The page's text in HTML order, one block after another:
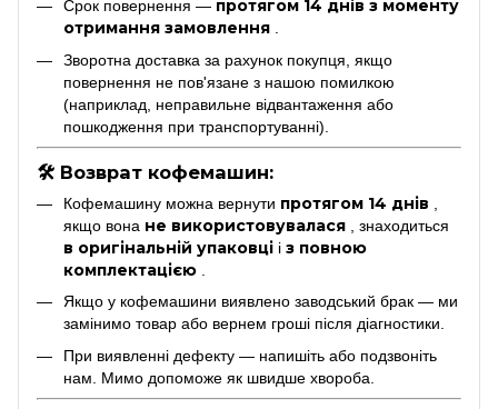
Срок повернення — протягом 14 днів з моменту
отримання замовлення .
Зворотна доставка за рахунок покупця, якщо
повернення не пов'язане з нашою помилкою
(наприклад, неправильне відвантаження або
пошкодження при транспортуванні).
🛠 Возврат кофемашин:
Кофемашину можна вернути протягом 14 днів
якщо вона не використовувалася , знаходиться
в оригінальній упаковці і з повною
комплектацією
Якщо у кофемашини виявлено заводський брак — ми
замінимо товар або вернем гроші після діагностики.
При виявленні дефекту — напишіть або подзвоніть
нам. Мимо допоможе як швидше хвороба.